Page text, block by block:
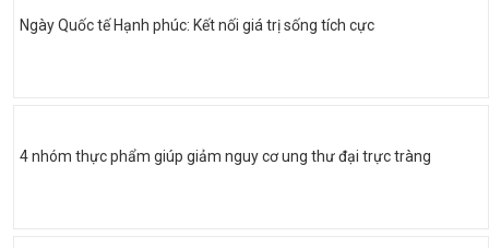
Ngày Quốc tế Hạnh phúc: Kết nối giá trị sống tích cực
4 nhóm thực phẩm giúp giảm nguy cơ ung thư đại trực tràng